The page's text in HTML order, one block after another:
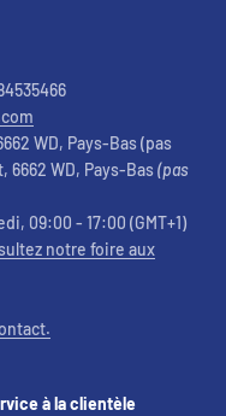
WD, Pays-Bas (pas
6662 WD, Pays-Bas(pas
09:00 - 17:00 (GMT+1)
notre foire aux
à la clientèle